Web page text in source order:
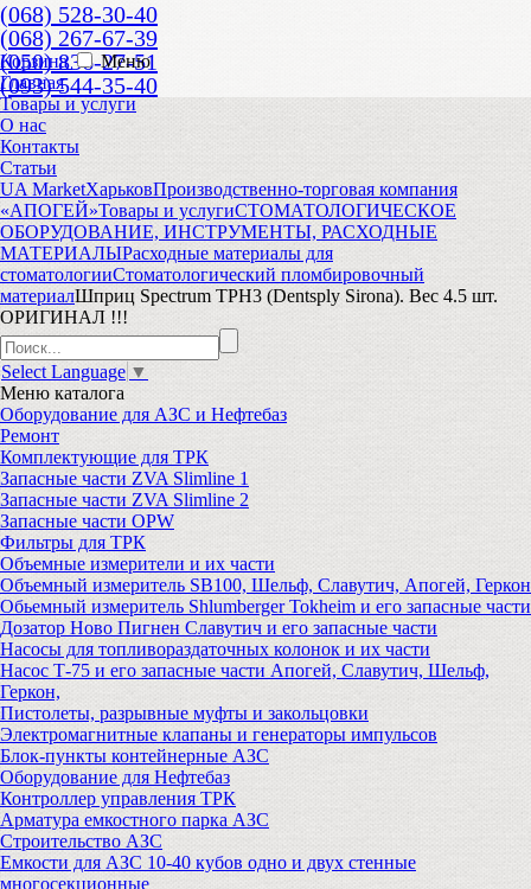
(068) 528-30-40
(068) 267-67-39
(050) 836-27-51
(093) 544-35-40
Корзина
Меню
Главная
Товары и услуги
О нас
Контакты
Статьи
UA MarketХарьковПроизводственно-торговая компания
«АПОГЕЙ»Товары и услугиСТОМАТОЛОГИЧЕСКОЕ
ОБОРУДОВАНИЕ, ИНСТРУМЕНТЫ, РАСХОДНЫЕ
МАТЕРИАЛЫРасходные материалы для
стоматологииСтоматологический пломбировочный
материалШприц Spectrum TPH3 (Dentsply Sirona). Вес 4.5 шт.
ОРИГИНАЛ !!!
Select Language ▼
Меню каталога
Оборудование для АЗС и Нефтебаз
Ремонт
Комплектующие для ТРК
Запасные части ZVA Slimline 1
Запасные части ZVA Slimline 2
Запасные части OPW
Фильтры для ТРК
Объемные измерители и их части
Объемный измеритель SB100, Шельф, Славутич, Апогей, Геркон
Обьемный измеритель Shlumberger Tokheim и его запасные части
Дозатор Ново Пигнен Славутич и его запасные части
Насосы для топливораздаточных колонок и их части
Насос Т-75 и его запасные части Апогей, Славутич, Шельф,
Геркон,
Пистолеты, разрывные муфты и закольцовки
Электромагнитные клапаны и генераторы импульсов
Блок-пункты контейнерные АЗС
Оборудование для Нефтебаз
Контроллер управления ТРК
Арматура емкостного парка АЗС
Строительство АЗС
Емкости для АЗС 10-40 кубов одно и двух стенные
многосекционные